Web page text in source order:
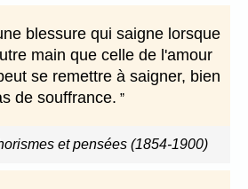
blessure qui saigne lorsque
main que celle de l'amour
se remettre à saigner, bien
de souffrance.
et pensées (1854-1900)